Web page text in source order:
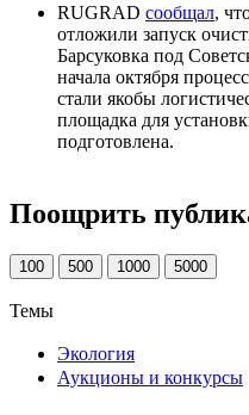
RUGRAD сообщал,
отложили запуск
Барсуковка под
начала октября
стали якобы
площадка для
подготовлена.
Поощрить
100 500 1000 5000
Темы
Экология
Аукционы и конкурсы